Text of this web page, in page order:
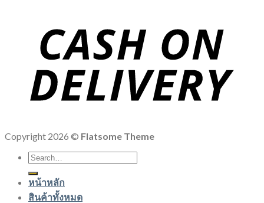
Copyright 2026 © Flatsome Theme
Search
for:
หน้าหลัก
สินค้าทั้งหมด